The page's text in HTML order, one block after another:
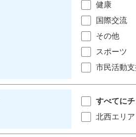
健康
国際交流
その他
スポーツ
市民活動支
すべてに
北西エリア